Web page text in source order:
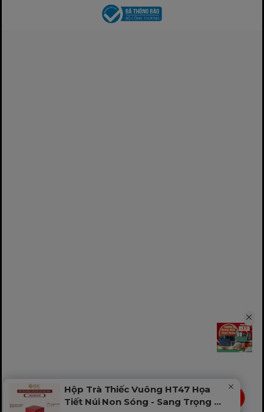
Hộp Trà Thiếc Vuông HT47 Họa
Tiết Núi Non Sóng - Sang Trọng &